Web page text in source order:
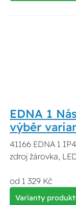
EDNA 1
výběr
41166 EDNA 1
zdroj žárovka,
od 1 329 Kč
Varianty